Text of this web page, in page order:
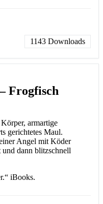
1143 Downloads
Frogfisch
armartige
gerichtetes Maul.
Angel mit Köder
dann blitzschnell
iBooks.